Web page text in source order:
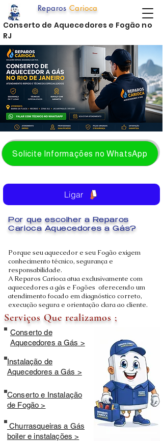
Solicite Informações no WhatsApp
Porque seu aquecedor e seu Fogão exigem
conhecimento técnico, segurança e
responsabilidade.
A Reparos Carioca atua exclusivamente com
aquecedores a gás e Fogões oferecendo um
atendimento focado em diagnóstico correto,
execução segura e orientação clara ao cliente.
Reparos Carioca
Por que escolher a Reparos
Carioca Aquecedores a Gás?
Serviços Que realizamos ;
Conserto de
Aquecedores a Gás >
Instalação de
Aquecedores a Gás >
Conserto e Instalação
de Fogão >
Churrasqueiras a Gás
boiler e instalações >
Ligar
Conserto de Aquecedores e Fogão no
RJ